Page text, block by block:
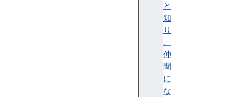
と
知
り
、
仲
間
に
な